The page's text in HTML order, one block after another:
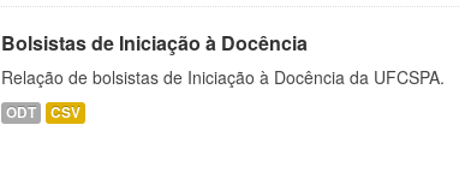
Bolsistas de Iniciação à Docência
Relação de bolsistas de Iniciação à Docência da UFCSPA.
ODT CSV